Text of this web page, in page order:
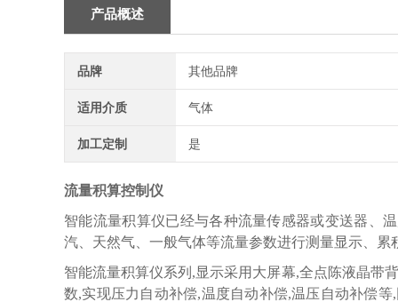
产品概述
品牌 其他品牌
适用介质 气体
加工定制 是
流量积算控制仪
智能流量积算仪已经与各种流量传感器或变送器、
汽、天然气、一般气体等流量参数进行测量显示、
智能流量积算仪系列,显示采用大屏幕,全点陈液晶带
数,实现压力自动补偿,温度自动补偿,温压自动补偿